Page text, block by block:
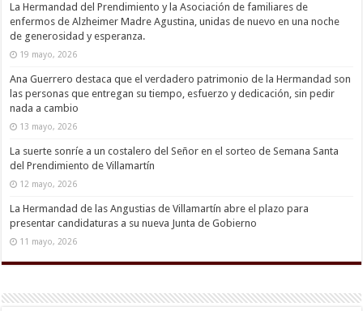
La Hermandad del Prendimiento y la Asociación de familiares de
enfermos de Alzheimer Madre Agustina, unidas de nuevo en una noche
de generosidad y esperanza.
19 mayo, 2026
Ana Guerrero destaca que el verdadero patrimonio de la Hermandad son
las personas que entregan su tiempo, esfuerzo y dedicación, sin pedir
nada a cambio
13 mayo, 2026
La suerte sonríe a un costalero del Señor en el sorteo de Semana Santa
del Prendimiento de Villamartín
12 mayo, 2026
La Hermandad de las Angustias de Villamartín abre el plazo para
presentar candidaturas a su nueva Junta de Gobierno
11 mayo, 2026